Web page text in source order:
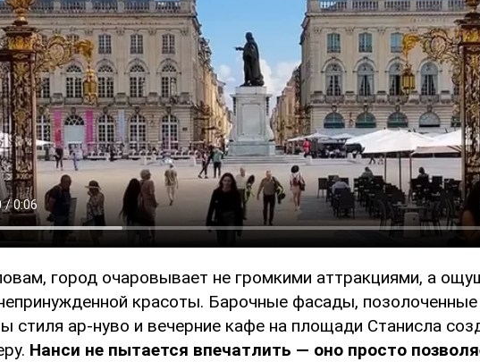
город очаровывает не громкими аттракциями, а
красоты. Барочные фасады,
стиля ар-нуво и вечерние кафе на площади Станисла
Нанси не пытается впечатлить — оно просто